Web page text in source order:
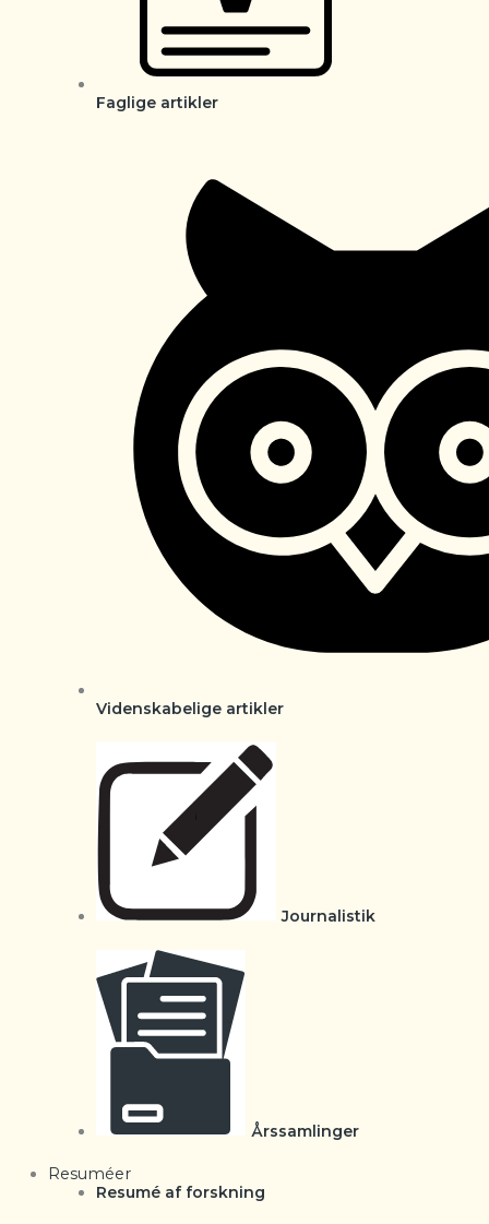
Faglige artikler
Videnskabelige artikler
Journalistik
Årssamlinger
Resuméer
Resumé af forskning